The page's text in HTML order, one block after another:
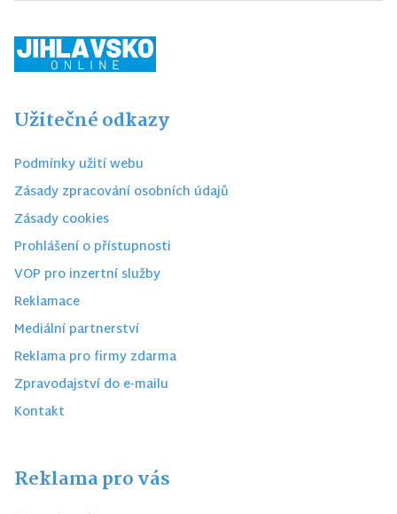
Užitečné odkazy
Podmínky užití webu
Zásady zpracování osobních údajů
Zásady cookies
Prohlášení o přístupnosti
VOP pro inzertní služby
Reklamace
Mediální partnerství
Reklama pro firmy zdarma
Zpravodajství do e-mailu
Kontakt
Reklama pro vás